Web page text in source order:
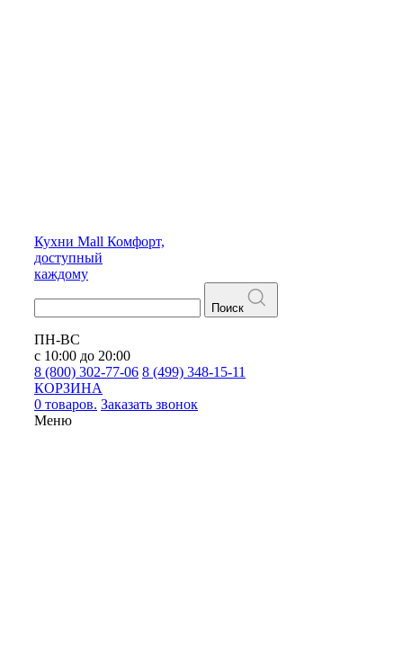
Кухни Mall Комфорт,
доступный
каждому
Поиск
ПН-ВС
с 10:00 до 20:00
8 (800) 302-77-06 8 (499) 348-15-11
КОРЗИНА
0 товаров. Заказать звонок
Меню